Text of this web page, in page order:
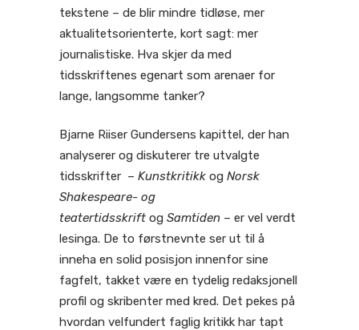
tekstene – de blir mindre tidløse, mer
aktualitetsorienterte, kort sagt: mer
journalistiske. Hva skjer da med
tidsskriftenes egenart som arenaer for
lange, langsomme tanker?
Bjarne Riiser Gundersens kapittel, der han
analyserer og diskuterer tre utvalgte
tidsskrifter – Kunstkritikk og Norsk
Shakespeare- og
teatertidsskrift og Samtiden – er vel verdt
lesinga. De to førstnevnte ser ut til å
inneha en solid posisjon innenfor sine
fagfelt, takket være en tydelig redaksjonell
profil og skribenter med kred. Det pekes på
hvordan velfundert faglig kritikk har tapt